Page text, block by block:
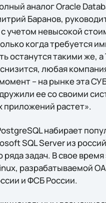
аналог Oracle
Баранов,
учетом невысокой
когда требуется
останутся такими же,
любая
– на рынке эта
ее со своими
приложений растет».
набирает
SQL Server из
задач. В свое
разрабатываемой
и ФСБ России.